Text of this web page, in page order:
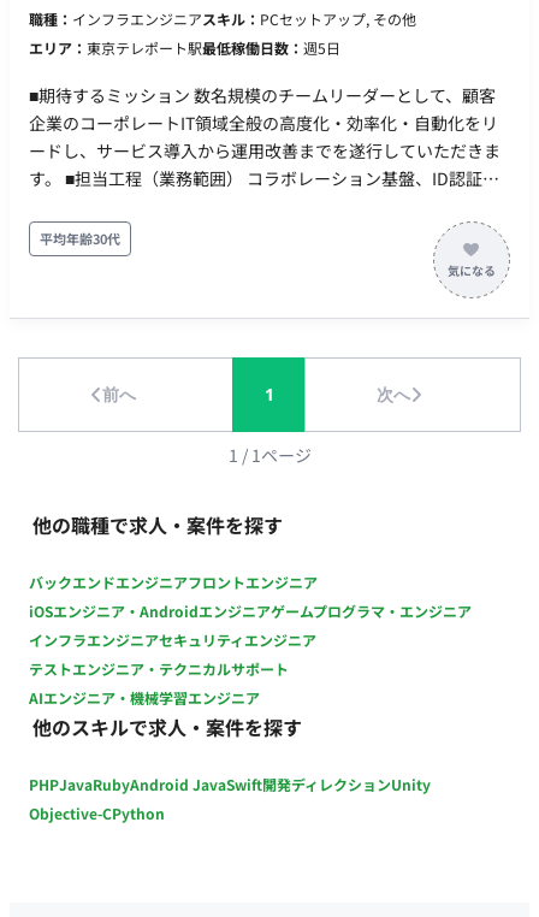
職種： インフラエンジニアスキル： PCセットアップ, その他
エリア： 東京テレポート駅最低稼働日数： 週5日
■期待するミッション 数名規模のチームリーダーとして、顧客
企業のコーポレートIT領域全般の高度化・効率化・自動化をリ
ードし、サービス導入から運用改善までを遂行していただきま
す。 ■担当工程（業務範囲） コラボレーション基盤、ID認証基
およびアプリケーション更新管理 PowerShell等を用いた各種運
用自動化ツールの開発 社内ユーザーサポートおよびヘルプデス
現場との調整、課題解決の推進 ■チーム体制 数名規模のチーム
顧客側：週次定例MTG、課題や依頼に関する随時コミュニケー
ション ■開発環境（言語、FW、DB、インフラ、ツール） OS・
基盤: Windows, Mac, Active Directory, Microsoft Entra ID グル
ュリティ・管理: Microsoft Intune, Microsoft Defender, Skysea
Client View スクリプト・自動化: PowerShell, Google Apps
Apps） コミュニケーション: Microsoft Teams, メール ■開発フ
ェーズと予定 基盤の導入・設定から構築、運用、継続的な自動
化・改善フェーズまで幅広く対応予定です。 ■案件の魅力 構築
や運用だけでなく、現場の課題発見から自動化ツールの開発、
業務改善の提案・設計まで幅広く携わることができます。主体
的かつリーダーシップを発揮して成果を出せるやりがいのある
ト（週2日出社 / 週3日リモート想定のハイブリッド勤務） MTG
頻度：日次・週次共有、顧客定例（週1回想定） コミュニケー
平均年齢30代
前へ 1 次へ
1 / 1ページ
他の職種で求人・案件を探す
バックエンドエンジニアフロントエンジニア
iOSエンジニア・Androidエンジニアゲームプログラマ・エンジニア
インフラエンジニアセキュリティエンジニア
テストエンジニア・テクニカルサポート
AIエンジニア・機械学習エンジニア
他のスキルで求人・案件を探す
PHPJavaRubyAndroid JavaSwift開発ディレクションUnity
Objective-CPython